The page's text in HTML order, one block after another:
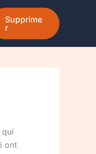
Supprime
r
ont